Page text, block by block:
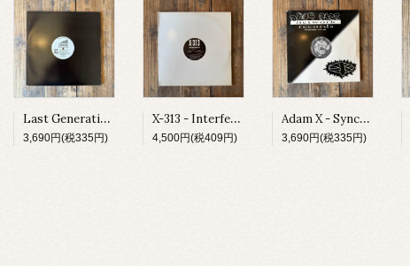
Last Generation - Spiritual Influence E.P.
3,690円(税335円)
X-313 - Interferon EP
4,500円(税409円)
Adam X - Sync Jacks Trax
3,690円(税335円)